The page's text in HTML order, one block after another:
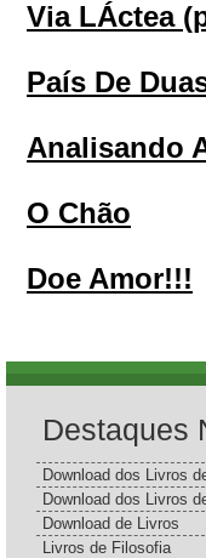
Via LÁctea
País De
Analisando
O Chão
Doe Amor!!!
Destaques
Download dos Livros
Download dos Livros
Download de Livros
Livros de Filosofia